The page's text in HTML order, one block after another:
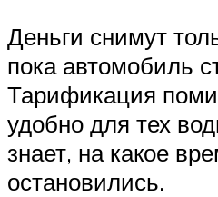
Деньги снимут
пока автомобиль
Тарификация
удобно для тех
знает, на какое
остановились.